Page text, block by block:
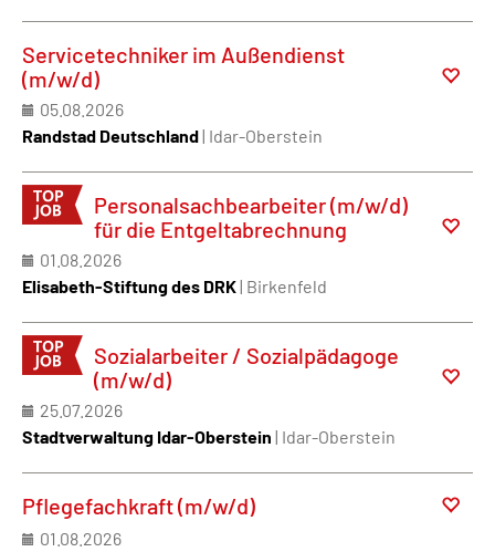
Servicetechniker im Außendienst
(m/w/d)
05.08.2026
Randstad Deutschland| Idar-Oberstein
Personalsachbearbeiter (m/w/d)
für die Entgeltabrechnung
01.08.2026
Elisabeth-Stiftung des DRK| Birkenfeld
Sozialarbeiter / Sozialpädagoge
(m/w/d)
25.07.2026
Stadtverwaltung Idar-Oberstein | Idar-Oberstein
Pflegefachkraft (m/w/d)
01.08.2026